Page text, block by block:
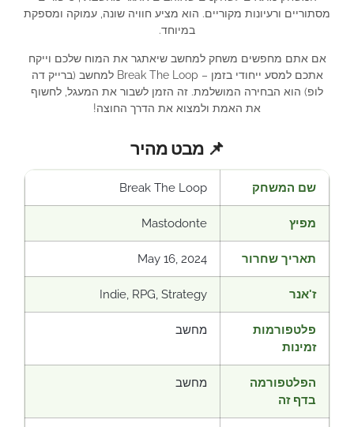
מסתוריים ורעיונות מקוריים. הוא מציע חוויה שונה, עמוקה ומספקת
במיוחד.
אם אתם מחפשים משחק למחשב שיאתגר את המוח שלכם וייקח
אתכם למסע ייחודי בזמן – Break The Loop למחשב (ברייק דה
לופ) הוא הבחירה המושלמת. זה הזמן לשבור את המעגל, לחשוף
את האמת ולמצוא את הדרך החוצה!
📌 מבט מהיר
שם המשחק Break The Loop
מפיץ Mastodonte
תאריך שחרור May 16, 2024
ז'אנר Indie, RPG, Strategy
פלטפורמות
זמינות
מחשב
הפלטפורמה
בדף זה
מחשב